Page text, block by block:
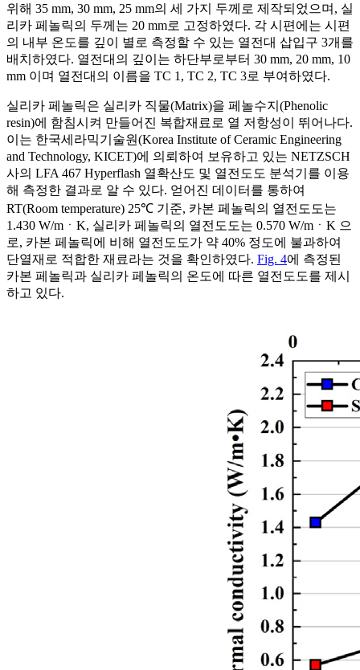
위해 35 mm, 30 mm, 25 mm의 세 가지 두께로 제작되었으며, 실
리카 페놀릭의 두께는 20 mm로 고정하였다. 각 시편에는 시편
의 내부 온도를 깊이 별로 측정할 수 있는 열전대 삽입구 3개를
배치하였다. 열전대의 깊이는 하단부로부터 30 mm, 20 mm, 10
mm 이며 열전대의 이름을 TC 1, TC 2, TC 3로 부여하였다.
실리카 페놀릭은 실리카 직물(Matrix)을 페놀수지(Phenolic
resin)에 함침시켜 만들어진 복합재료로 열 저항성이 뛰어나다.
이는 한국세라믹기술원(Korea Institute of Ceramic Engineering
and Technology, KICET)에 의뢰하여 보유하고 있는 NETZSCH
사의 LFA 467 Hyperflash 열확산도 및 열전도도 분석기를 이용
해 측정한 결과로 알 수 있다. 얻어진 데이터를 통하여
RT(Room temperature) 25℃ 기준, 카본 페놀릭의 열전도도는
1.430 W/mㆍK, 실리카 페놀릭의 열전도도는 0.570 W/mㆍK 으
로, 카본 페놀릭에 비해 열전도도가 약 40% 정도에 불과하여
단열재로 적합한 재료라는 것을 확인하였다. Fig. 4에 측정된
카본 페놀릭과 실리카 페놀릭의 온도에 따른 열전도도를 제시
하고 있다.